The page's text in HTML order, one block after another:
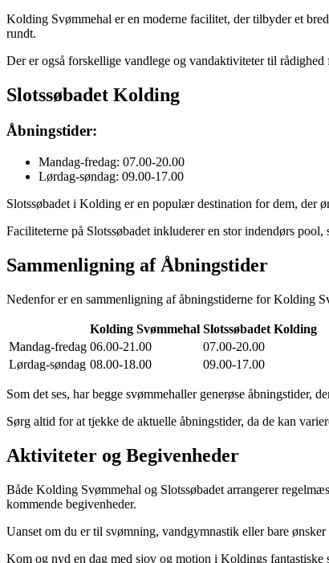
Kolding Svømmehal er en moderne facilitet, der tilbyder et
rundt.
Der er også forskellige vandlege og vandaktiviteter til
Slotssøbadet Kolding
Åbningstider:
Mandag-fredag: 07.00-20.00
Lørdag-søndag: 09.00-17.00
Slotssøbadet i Kolding er en populær destination for dem, der
Faciliteterne på Slotssøbadet inkluderer en stor indendørs
Sammenligning af Åbningstider
Nedenfor er en sammenligning af åbningstiderne for Kolding
Kolding Svømmehal Slotssøbadet Kolding
Mandag-fredag 06.00-21.00
07.00-20.00
Lørdag-søndag 08.00-18.00 09.00-17.00
Som det ses, har begge svømmehaller generøse åbningstider,
Sørg altid for at tjekke de aktuelle åbningstider, da de kan
Aktiviteter og Begivenheder
Både Kolding Svømmehal og Slotssøbadet arrangerer
kommende begivenheder.
Uanset om du er til svømning, vandgymnastik eller bare
Kom og nyd en dag med sjov og motion i Koldings fantastiske